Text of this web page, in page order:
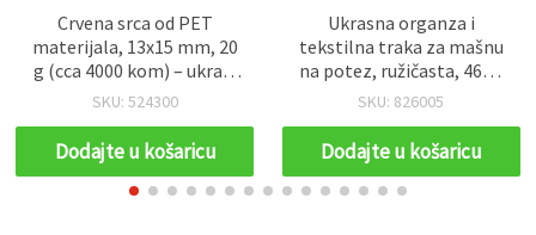
Crvena srca od PET
materijala, 13x15 mm, 20
g (cca 4000 kom) – ukrasi
za ručni rad
SKU: 524300
Dodajte u košaricu
Ukrasna organza i
tekstilna traka za mašnu
na potez, ružičasta, 460 x
29 mm – 10 kom
SKU: 826005
Dodajte u košaricu